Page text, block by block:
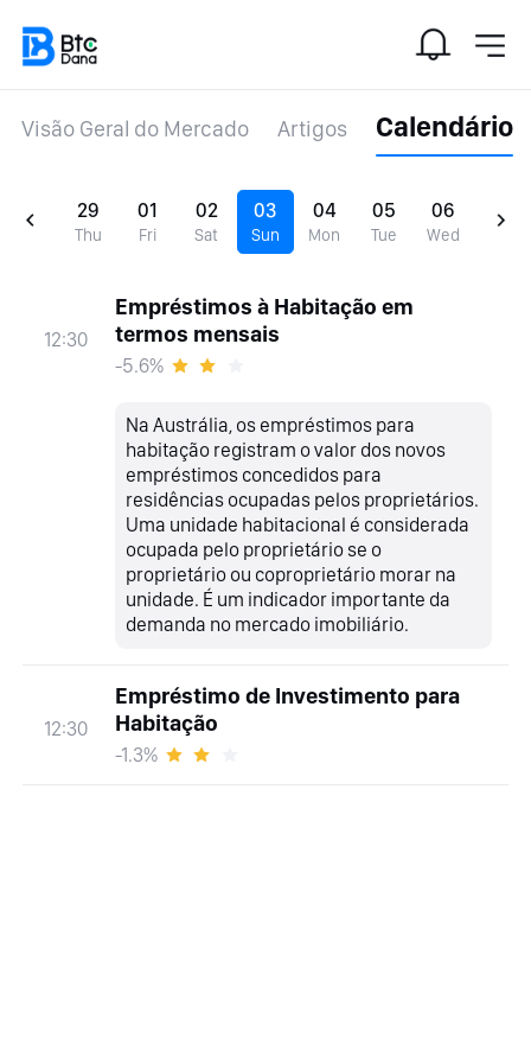
Visão Geral do Mercado Artigos Calendário
29
Thu
01
Fri
02
Sat
03
Sun
04
Mon
05
Tue
06
Wed
12:30
Empréstimos à Habitação em
termos mensais
-5.6%
Na Austrália, os empréstimos para
habitação registram o valor dos novos
empréstimos concedidos para
residências ocupadas pelos proprietários.
Uma unidade habitacional é considerada
ocupada pelo proprietário se o
proprietário ou coproprietário morar na
unidade. É um indicador importante da
demanda no mercado imobiliário.
12:30
Empréstimo de Investimento para
Habitação
-1.3%